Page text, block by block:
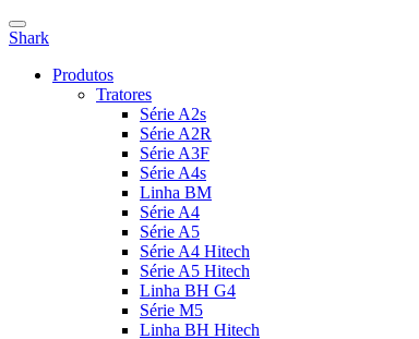
Shark
Produtos
Tratores
Série A2s
Série A2R
Série A3F
Série A4s
Linha BM
Série A4
Série A5
Série A4 Hitech
Série A5 Hitech
Linha BH G4
Série M5
Linha BH Hitech